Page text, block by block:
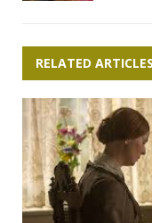
RELATED ARTICLES